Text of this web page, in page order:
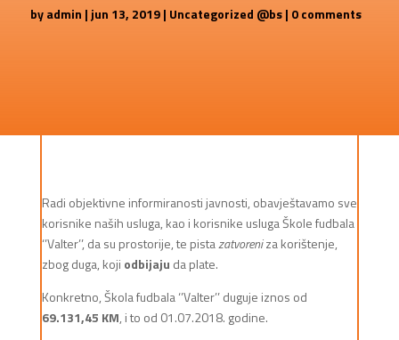
byadmin | jun 13, 2019| Uncategorized @bs| 0 comments
Radi objektivne informiranosti javnosti, obavještavamo sve
korisnike naših usluga, kao i korisnike usluga Škole fudbala
‘’Valter’’, da su prostorije, te pistazatvoreniza korištenje,
zbog duga, koji odbijaju da plate.
Konkretno, Škola fudbala ‘’Valter’’ duguje iznos od
69.131,45 KM, i to od 01.07.2018. godine.